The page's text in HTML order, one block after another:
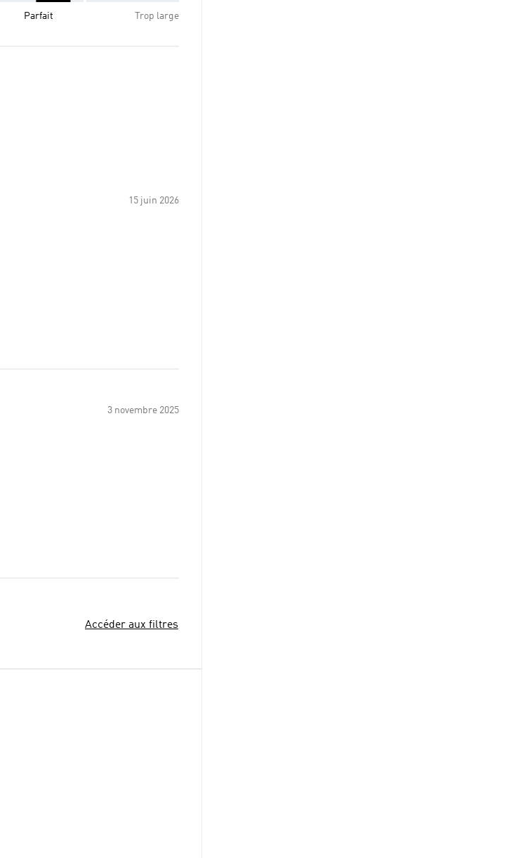
Parfait Trop large
15 juin 2026
3 novembre 2025
Accéder aux filtres